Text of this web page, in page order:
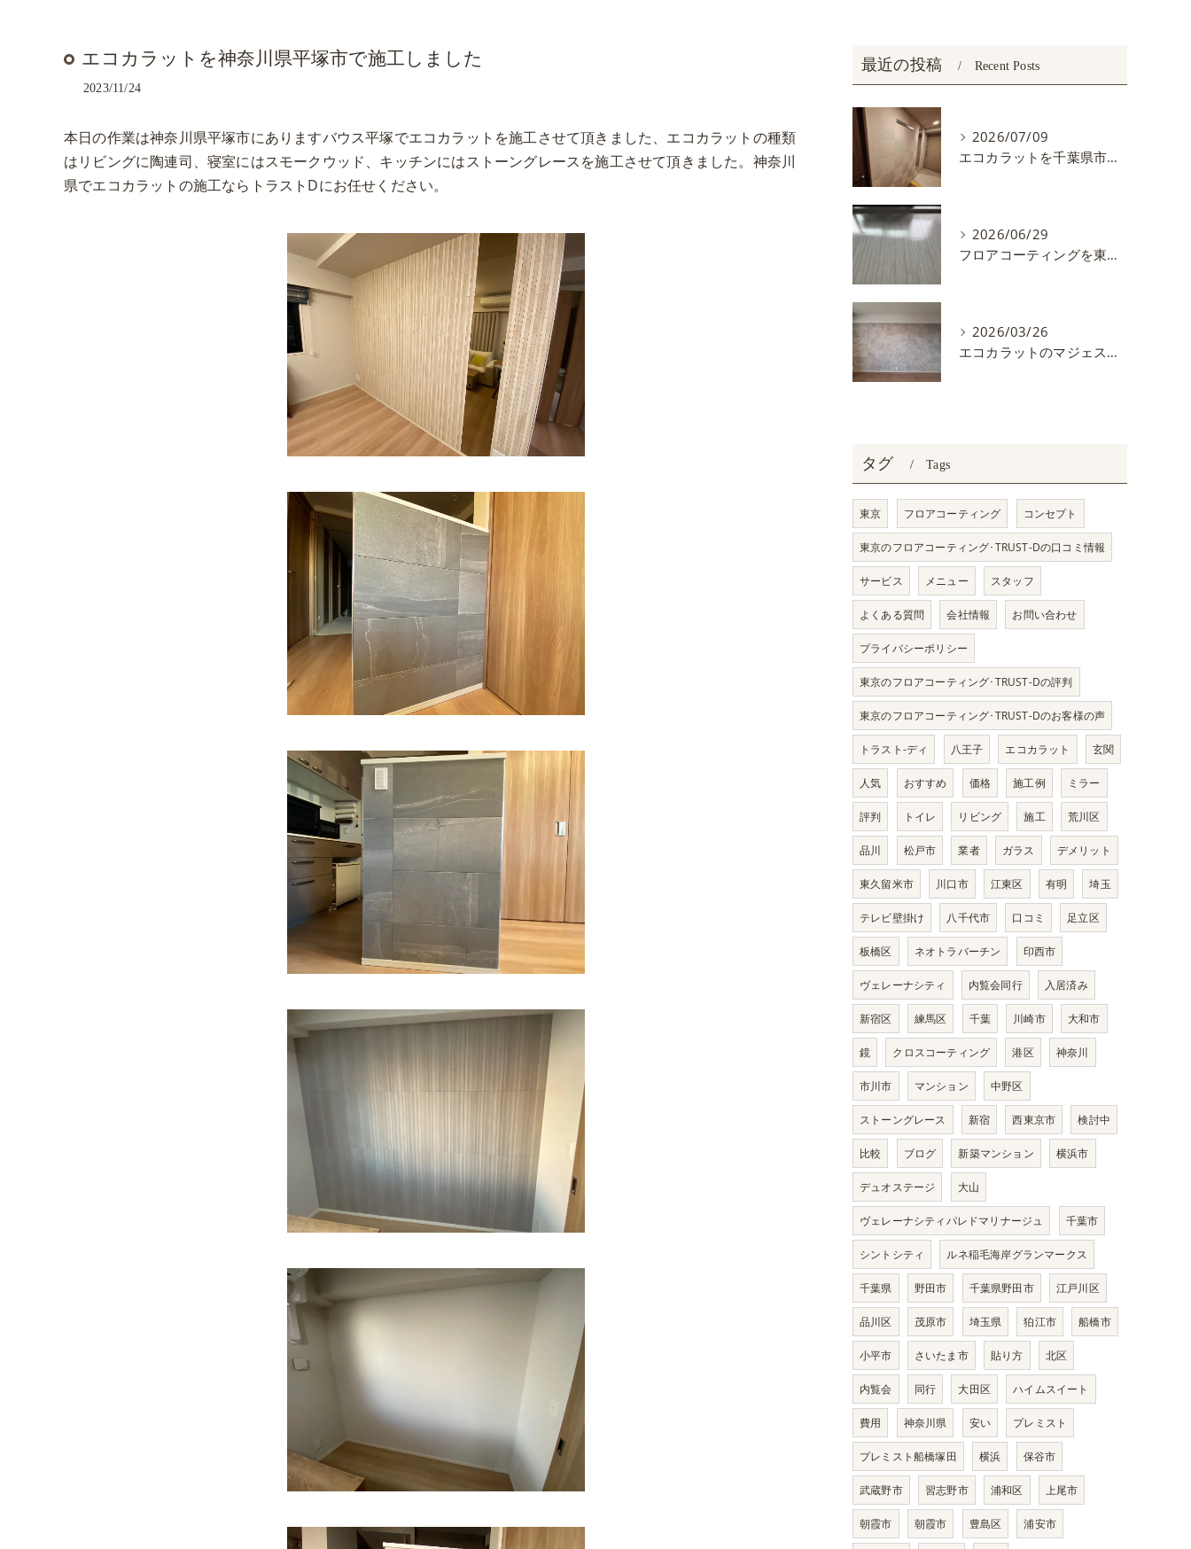
エコカラットを神奈川県平塚市で施工しました
2023/11/24
本日の作業は神奈川県平塚市にありますバウス平塚でエコカラットを施工させて頂きました、エコカラットの種類
はリビングに陶連司、寝室にはスモークウッド、キッチンにはストーングレースを施工させて頂きました。神奈川
県でエコカラットの施工ならトラストDにお任せください。
最近の投稿 Recent Posts
2026/07/09
エコカラットを千葉県市川市で施工しました。
2026/06/29
フロアコーティングを東京都練馬区で施工しました
2026/03/26
エコカラットのマジェスティクスレートを施工しました
タグ Tags
東京 フロアコーティング コンセプト
東京のフロアコーティング･TRUST-Dの口コミ情報
サービス メニュー スタッフ
よくある質問 会社情報 お問い合わせ
プライバシーポリシー
東京のフロアコーティング･TRUST-Dの評判
東京のフロアコーティング･TRUST-Dのお客様の声
トラスト-ディ 八王子 エコカラット 玄関
人気 おすすめ 価格 施工例 ミラー
評判 トイレ リビング 施工 荒川区
品川 松戸市 業者 ガラス デメリット
東久留米市 川口市 江東区 有明 埼玉
テレビ壁掛け 八千代市 口コミ 足立区
板橋区 ネオトラバーチン 印西市
ヴェレーナシティ 内覧会同行 入居済み
新宿区 練馬区 千葉 川崎市 大和市
鏡 クロスコーティング 港区 神奈川
市川市 マンション 中野区
ストーングレース 新宿 西東京市 検討中
比較 ブログ 新築マンション 横浜市
デュオステージ 大山
ヴェレーナシティパレドマリナージュ 千葉市
シントシティ ルネ稲毛海岸グランマークス
千葉県 野田市 千葉県野田市 江戸川区
品川区 茂原市 埼玉県 狛江市 船橋市
小平市 さいたま市 貼り方 北区
内覧会 同行 大田区 ハイムスイート
費用 神奈川県 安い プレミスト
プレミスト船橋塚田 横浜 保谷市
武蔵野市 習志野市 浦和区 上尾市
朝霞市 朝霞市 豊島区 浦安市